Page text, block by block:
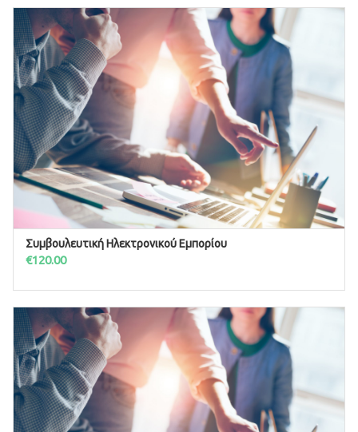
ΠΡΟΣΘΉΚΗ ΣΤΟ ΚΑΛΆΘΙ
Συμβουλευτική Ηλεκτρονικού Εμπορίου
€120.00